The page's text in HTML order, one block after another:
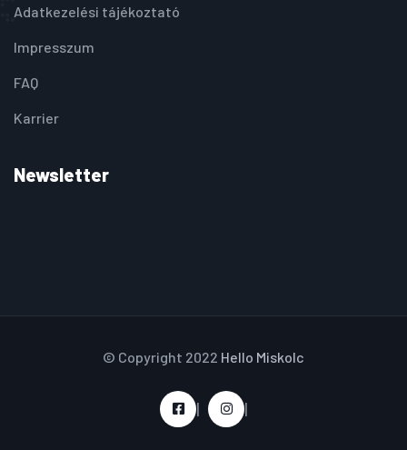
Adatkezelési tájékoztató
Impresszum
FAQ
Karrier
Newsletter
© Copyright 2022 Hello Miskolc
| |